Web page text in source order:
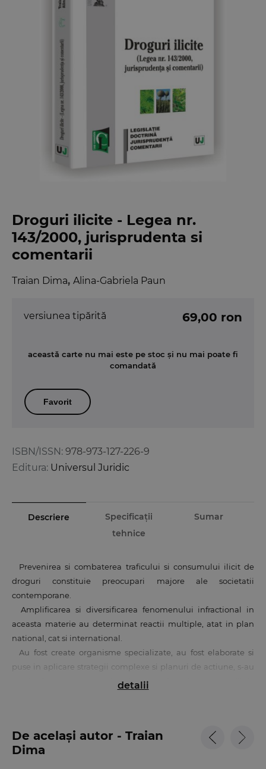
Droguri ilicite - Legea nr.
143/2000, jurisprudenta si
comentarii
Traian Dima, Alina-Gabriela Paun
ISBN/ISSN: 978-973-127-226-9
Editura: Universul Juridic
versiunea tipărită 69,00 ron
această carte nu mai este pe stoc și nu mai poate fi
comandată
Favorit
Descriere
Specificații
tehnice
Sumar
Prevenirea si combaterea traficului si consumului ilicit de
droguri constituie preocupari majore ale societatii
contemporane.
Amplificarea si diversificarea fenomenului infractional in
aceasta materie au determinat reactii multiple, atat in plan
national, cat si international.
Au fost create organisme specializate, au fost elaborate si
puse in aplicare strategii complexe si planuri de actiune, s-au
produs frecvente mutatii legislative, au fost efectuate studii de
faptul ca legea nu se sustine prin ea insasi, ci trebuie insotita
de un complex de elemente care sa-i asigure viabilitatea si
detalii
De același autor - Traian
Dima